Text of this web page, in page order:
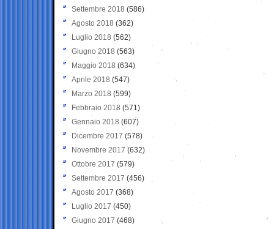
Settembre 2018 (586)
Agosto 2018 (362)
Luglio 2018 (562)
Giugno 2018 (563)
Maggio 2018 (634)
Aprile 2018 (547)
Marzo 2018 (599)
Febbraio 2018 (571)
Gennaio 2018 (607)
Dicembre 2017 (578)
Novembre 2017 (632)
Ottobre 2017 (579)
Settembre 2017 (456)
Agosto 2017 (368)
Luglio 2017 (450)
Giugno 2017 (468)